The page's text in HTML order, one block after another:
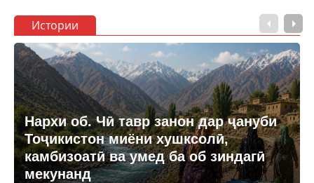
Истории
Нархи об. Чӣ тавр занон дар ҷануби
Тоҷикистон миёни хушксолӣ,
камбизоатӣ ва умед ба об зиндагӣ
мекунанд